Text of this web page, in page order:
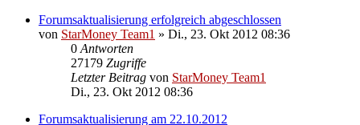
Forumsaktualisierung erfolgreich abgeschlossen
von StarMoney Team1 » Di., 23. Okt 2012 08:36
0 Antworten
27179 Zugriffe
Letzter Beitrag von StarMoney Team1
Di., 23. Okt 2012 08:36
Forumsaktualisierung am 22.10.2012